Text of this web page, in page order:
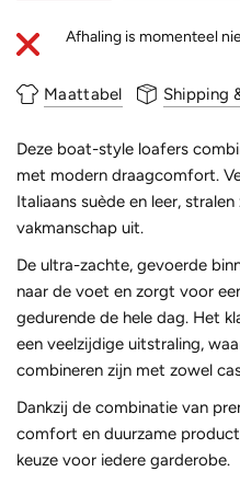
Afhaling is momenteel
Maattabel Shipping
Deze boat-style loafers
met modern draagcomfort.
Italiaans suède en leer,
vakmanschap uit.
De ultra-zachte, gevoerde
naar de voet en zorgt voor
gedurende de hele dag. Het
een veelzijdige uitstraling,
combineren zijn met zowel
Dankzij de combinatie van
comfort en duurzame
keuze voor iedere garderobe.